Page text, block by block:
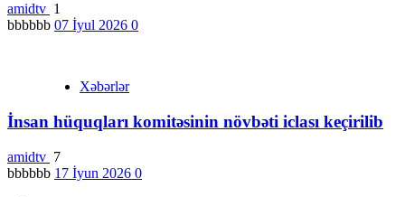
amidtv 1
bbbbbb 07 İyul 2026 0
Xəbərlər
İnsan hüquqları komitəsinin növbəti iclası keçirilib
amidtv 7
bbbbbb 17 İyun 2026 0